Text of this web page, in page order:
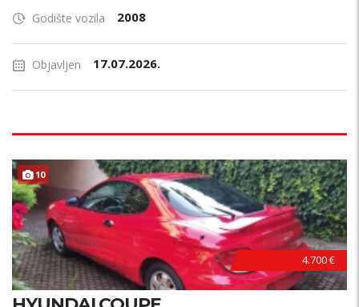
Godište vozila 2008
Objavljen 17.07.2026.
10
4.700 €